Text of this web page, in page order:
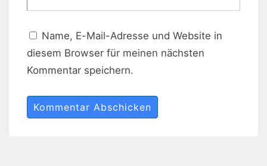
Name, E-Mail-Adresse und Website in
diesem Browser für meinen nächsten
Kommentar speichern.